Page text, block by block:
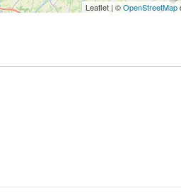
Leaflet | ©OpenStreetMap